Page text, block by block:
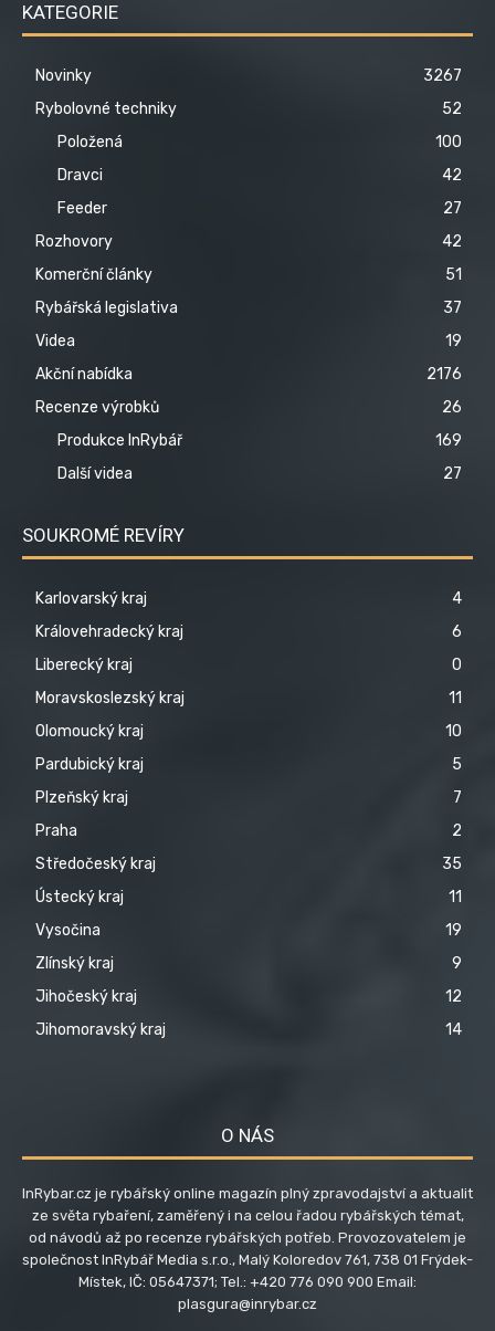
KATEGORIE
Novinky
3267
Rybolovné techniky
52
Položená
100
Dravci
42
Feeder
27
Rozhovory
42
Komerční články
51
Rybářská legislativa
37
Videa
19
Akční nabídka
2176
Recenze výrobků
26
Produkce InRybář
169
Další videa
27
SOUKROMÉ REVÍRY
Karlovarský kraj
4
Královehradecký kraj
6
Liberecký kraj
0
Moravskoslezský kraj
11
Olomoucký kraj
10
Pardubický kraj
5
Plzeňský kraj
7
Praha
2
Středočeský kraj
35
Ústecký kraj
11
Vysočina
19
Zlínský kraj
9
Jihočeský kraj
12
Jihomoravský kraj
14
O NÁS
InRybar.cz je rybářský online magazín plný zpravodajství a aktualit
ze světa rybaření, zaměřený i na celou řadou rybářských témat,
od návodů až po recenze rybářských potřeb. Provozovatelem je
společnost InRybář Media s.r.o., Malý Koloredov 761, 738 01 Frýdek-
Místek, IČ: 05647371; Tel.: +420 776 090 900 Email:
plasgura@inrybar.cz